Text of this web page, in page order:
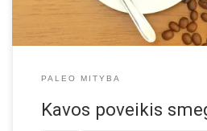
PALEO MITYBA
Kavos poveikis